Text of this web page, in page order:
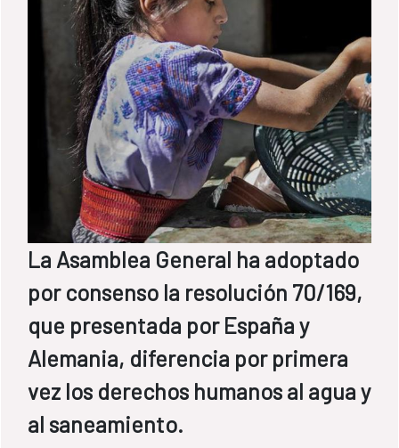
La Asamblea General ha adoptado
por consenso la resolución 70/169,
que presentada por España y
Alemania, diferencia por primera
vez los derechos humanos al agua y
al saneamiento.